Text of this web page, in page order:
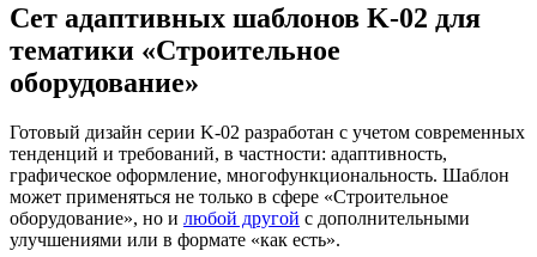
Сет адаптивных шаблонов K-02 для
тематики «Строительное
оборудование»
Готовый дизайн серии K-02 разработан с учетом современных
тенденций и требований, в частности: адаптивность,
графическое оформление, многофункциональность. Шаблон
может применяться не только в сфере «Строительное
оборудование», но и любой другой с дополнительными
улучшениями или в формате «как есть».